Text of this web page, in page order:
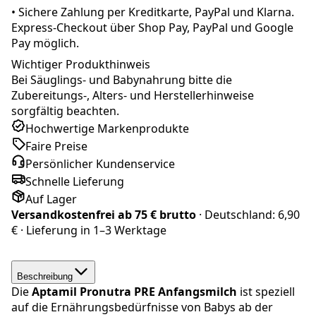
• Sichere Zahlung per Kreditkarte, PayPal und Klarna.
Express-Checkout über Shop Pay, PayPal und Google
Pay möglich.
Wichtiger Produkthinweis
Bei Säuglings- und Babynahrung bitte die
Zubereitungs-, Alters- und Herstellerhinweise
sorgfältig beachten.
Hochwertige Markenprodukte
Faire Preise
Persönlicher Kundenservice
Schnelle Lieferung
Auf Lager
Versandkostenfrei ab75 € brutto · Deutschland: 6,90
€ · Lieferung in 1–3 Werktage
Beschreibung
DieAptamil Pronutra PRE Anfangsmilch ist speziell
auf die Ernährungsbedürfnisse von Babys ab der